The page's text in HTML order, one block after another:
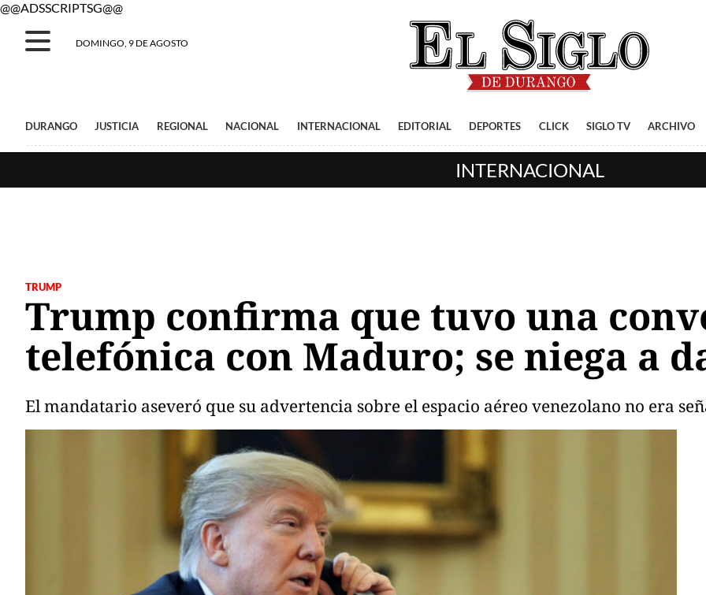
@@ADSSCRIPTSG@@
DOMINGO, 9 DE AGOSTO
DURANGO JUSTICIA REGIONAL NACIONAL INTERNACIONAL EDITORIAL DEPORTES CLICK SIGLO TV ARCHIVO
INTERNACIONAL
TRUMP
Trump confirma que tuvo una
telefónica con Maduro; se niega a
El mandatario aseveró que su advertencia sobre el espacio aéreo venezolano no era